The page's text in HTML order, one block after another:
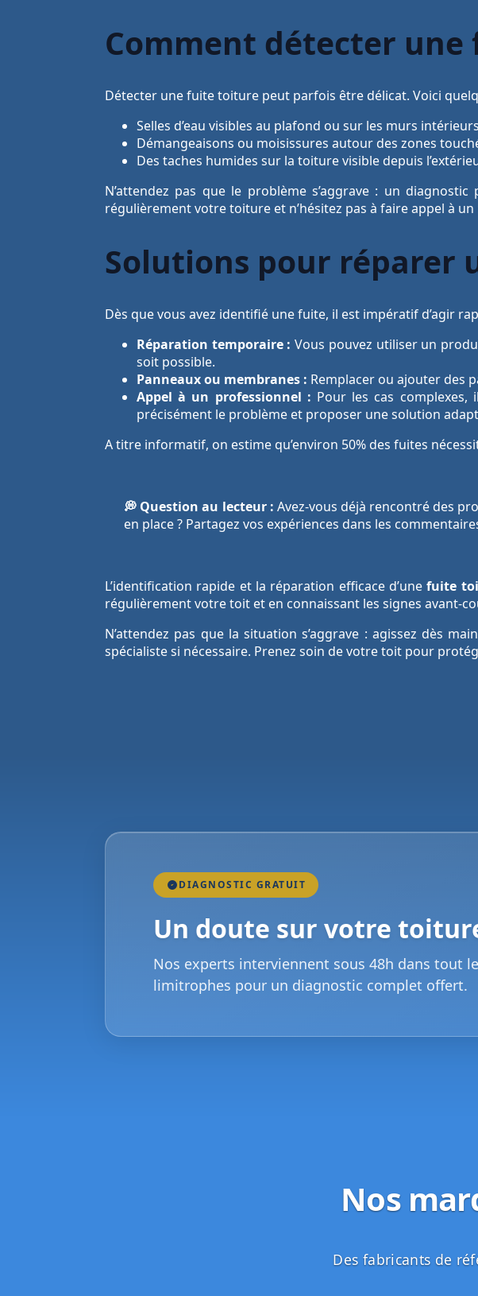
Comment détecter
Détecter une fuite toiture peut parfois être délicat. Voici
Selles d’eau visibles au plafond ou sur les murs
Démangeaisons ou moisissures autour des zones
Des taches humides sur la toiture visible depuis
N’attendez pas que le problème s’aggrave : un
régulièrement votre toiture et n’hésitez pas à faire appel à
Solutions pour réparer
Dès que vous avez identifié une fuite, il est impératif d’agir
Réparation temporaire : Vous pouvez utiliser un
soit possible.
Panneaux ou membranes : Remplacer ou ajouter des
Appel à un professionnel : Pour les cas
précisément le problème et proposer une solution
A titre informatif, on estime qu’environ 50% des fuites
💭 Question au lecteur : Avez-vous déjà rencontré des
en place ? Partagez vos expériences dans les
L’identification rapide et la réparation efficace d’unefuite
régulièrement votre toit et en connaissant les signes avant-
N’attendez pas que la situation s’aggrave : agissez dès
spécialiste si nécessaire. Prenez soin de votre toit pour
DIAGNOSTIC GRATUIT
Un doute sur votre
Nos experts interviennent sous 48h dans tout
limitrophes pour un diagnostic complet offert.
Nos
Des fabricants de